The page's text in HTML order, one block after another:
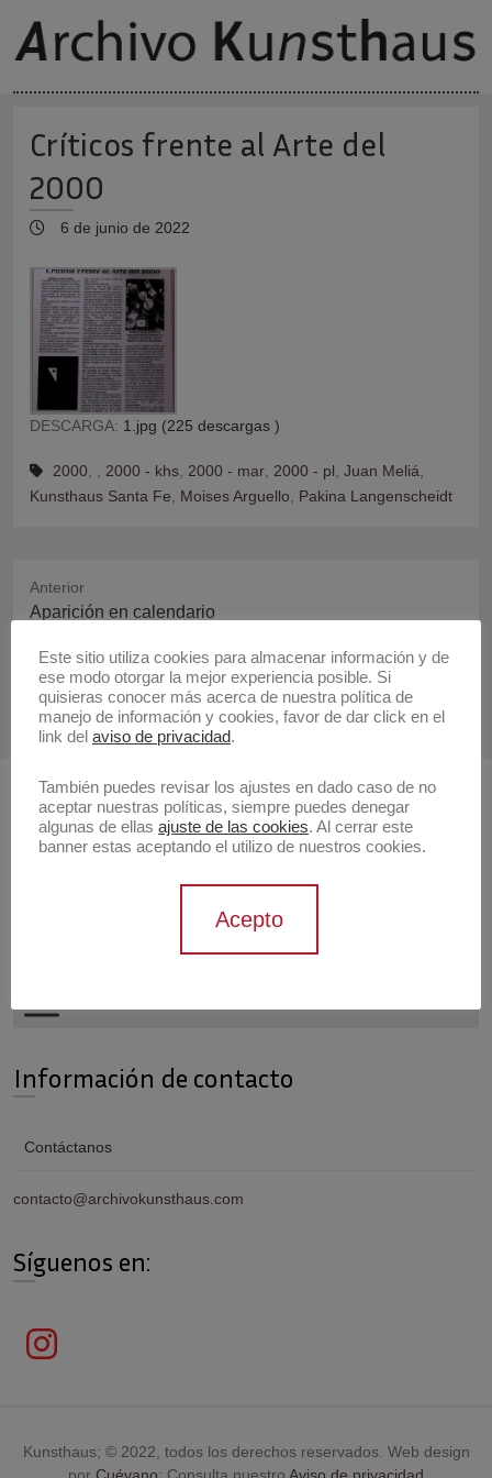
Críticos frente al Arte del
2000
6 de junio de 2022
DESCARGA: 1.jpg (225 descargas )
2000 2000 - khs 2000 - mar 2000 - pl Juan Meliá
Kunsthaus Santa Fe
Moises Arguello Pakina Langenscheidt
Anterior
Publicación
Aparición en calendario
Siguiente
Publicación
siguiente:
Expone Pakina y Moisés Arguello
Buscar
Buscar
Información de contacto
Contáctanos
contacto@archivokunsthaus.com
Síguenos en:
Kunsthaus; © 2022, todos los derechos reservados. Web design
Este sitio utiliza cookies para almacenar información y de
ese modo otorgar la mejor experiencia posible. Si
quisieras conocer más acerca de nuestra política de
manejo de información y cookies, favor de dar click en el
link del aviso de privacidad.
También puedes revisar los ajustes en dado caso de no
aceptar nuestras políticas, siempre puedes denegar
algunas de ellas ajuste de las cookies. Al cerrar este
banner estas aceptando el utilizo de nuestros cookies.
Acepto